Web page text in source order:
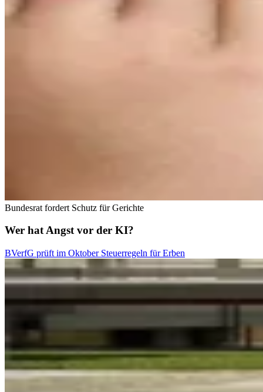
Bundesrat fordert Schutz für Gerichte
Wer hat Angst vor der KI?
BVerfG prüft im Oktober Steuerregeln für Erben